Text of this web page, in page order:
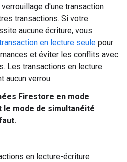
d'une transaction
transactions. Si votre
aucune écriture, vous
transaction en lecture seule pour
et éviter les conflits avec
Les transactions en lecture
aucun verrou.
Firestore en mode
mode de simultanéité
en lecture-écriture